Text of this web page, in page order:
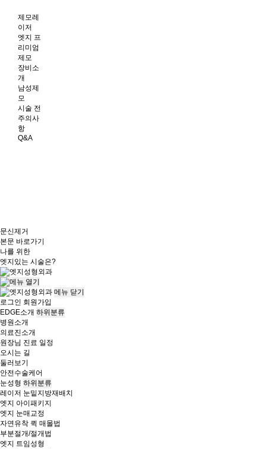
제모레
이저
엣지 프
리미엄
제모
장비소
개
남성제
모
시술 전
주의사
항
Q&A
문신제거
본문 바로가기
나를 위한
엣지있는 시술은?
메뉴 닫기
로그인 회원가입
EDGE소개 하위분류
병원소개
의료진소개
원장님 진료 일정
오시는 길
둘러보기
안전수술케어
눈성형 하위분류
레이저 눈밑지방재배치
엣지 아이패키지
엣지 눈매교정
자연유착 퀵 매몰법
부분절개/절개법
엣지 트임성형